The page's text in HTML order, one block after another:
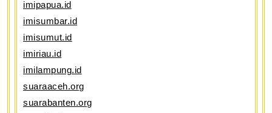
imipapua.id
imisumbar.id
imisumut.id
imiriau.id
imilampung.id
suaraaceh.org
suarabanten.org